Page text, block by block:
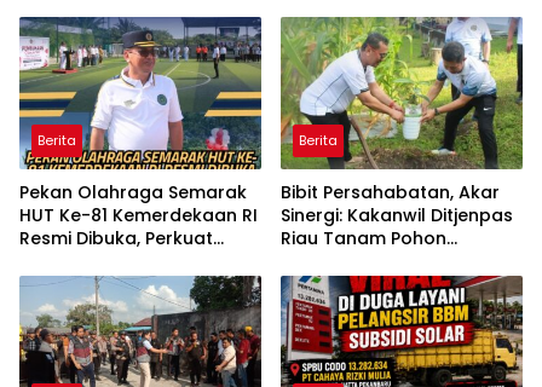
Berita
Pekan Olahraga Semarak
HUT Ke-81 Kemerdekaan RI
Resmi Dibuka, Perkuat
Pegawai
Berita
Bibit Persahabatan, Akar
Sinergi: Kakanwil Ditjenpas
Riau Tanam Pohon
Riau